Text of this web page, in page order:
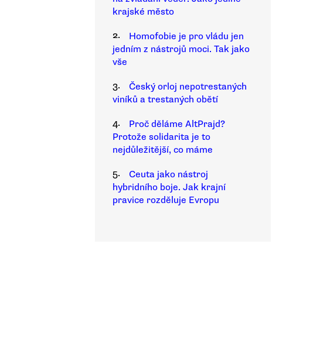
krajské město
2.
Homofobie je pro vládu jen
jedním z nástrojů moci. Tak jako
vše
3.
Český orloj nepotrestaných
viníků a trestaných obětí
4.
Proč děláme AltPrajd?
Protože solidarita je to
nejdůležitější, co máme
5.
Ceuta jako nástroj
hybridního boje. Jak krajní
pravice rozděluje Evropu